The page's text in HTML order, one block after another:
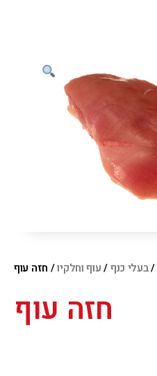
/בעלי כנף/עוף וחלקיו/ חזה עוף
חזה עוף